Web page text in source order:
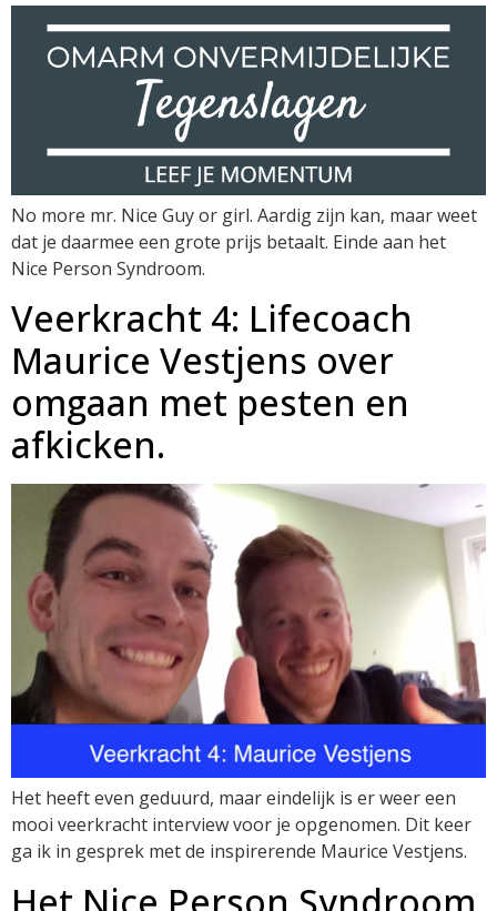
No more mr. Nice Guy or girl. Aardig zijn kan, maar weet
dat je daarmee een grote prijs betaalt. Einde aan het
Nice Person Syndroom.
Veerkracht 4: Lifecoach
Maurice Vestjens over
omgaan met pesten en
afkicken.
Het heeft even geduurd, maar eindelijk is er weer een
mooi veerkracht interview voor je opgenomen. Dit keer
ga ik in gesprek met de inspirerende Maurice Vestjens.
Het Nice Person Syndroom